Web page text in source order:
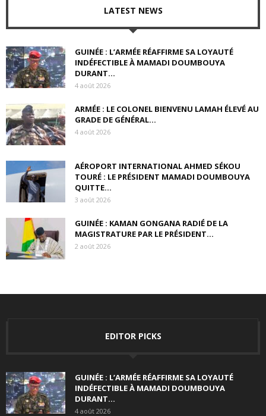
LATEST NEWS
GUINÉE : L’ARMÉE RÉAFFIRME SA LOYAUTÉ
INDÉFECTIBLE À MAMADI DOUMBOUYA
DURANT...
4 août 2026
ARMÉE : LE COLONEL BIENVENU LAMAH ÉLEVÉ AU
GRADE DE GÉNÉRAL...
4 août 2026
AÉROPORT INTERNATIONAL AHMED SÉKOU
TOURÉ : LE PRÉSIDENT MAMADI DOUMBOUYA
QUITTE...
3 août 2026
GUINÉE : KAMAN GONGANA RADIÉ DE LA
MAGISTRATURE PAR LE PRÉSIDENT...
2 août 2026
EDITOR PICKS
GUINÉE : L’ARMÉE RÉAFFIRME SA LOYAUTÉ
INDÉFECTIBLE À MAMADI DOUMBOUYA
DURANT...
4 août 2026